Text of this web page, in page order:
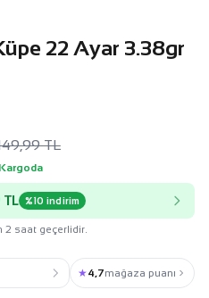
22 Ayar 3.38gr
TL
%10 indirim
2 saat geçerlidir.
★4,7mağaza puanı